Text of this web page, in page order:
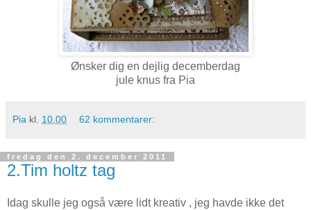
Ønsker dig en dejlig decemberdag
jule knus fra Pia
Pia kl. 10.00 62 kommentarer:
fredag den 2. december 2011
2.Tim holtz tag
Idag skulle jeg også være lidt kreativ , jeg havde ikke det